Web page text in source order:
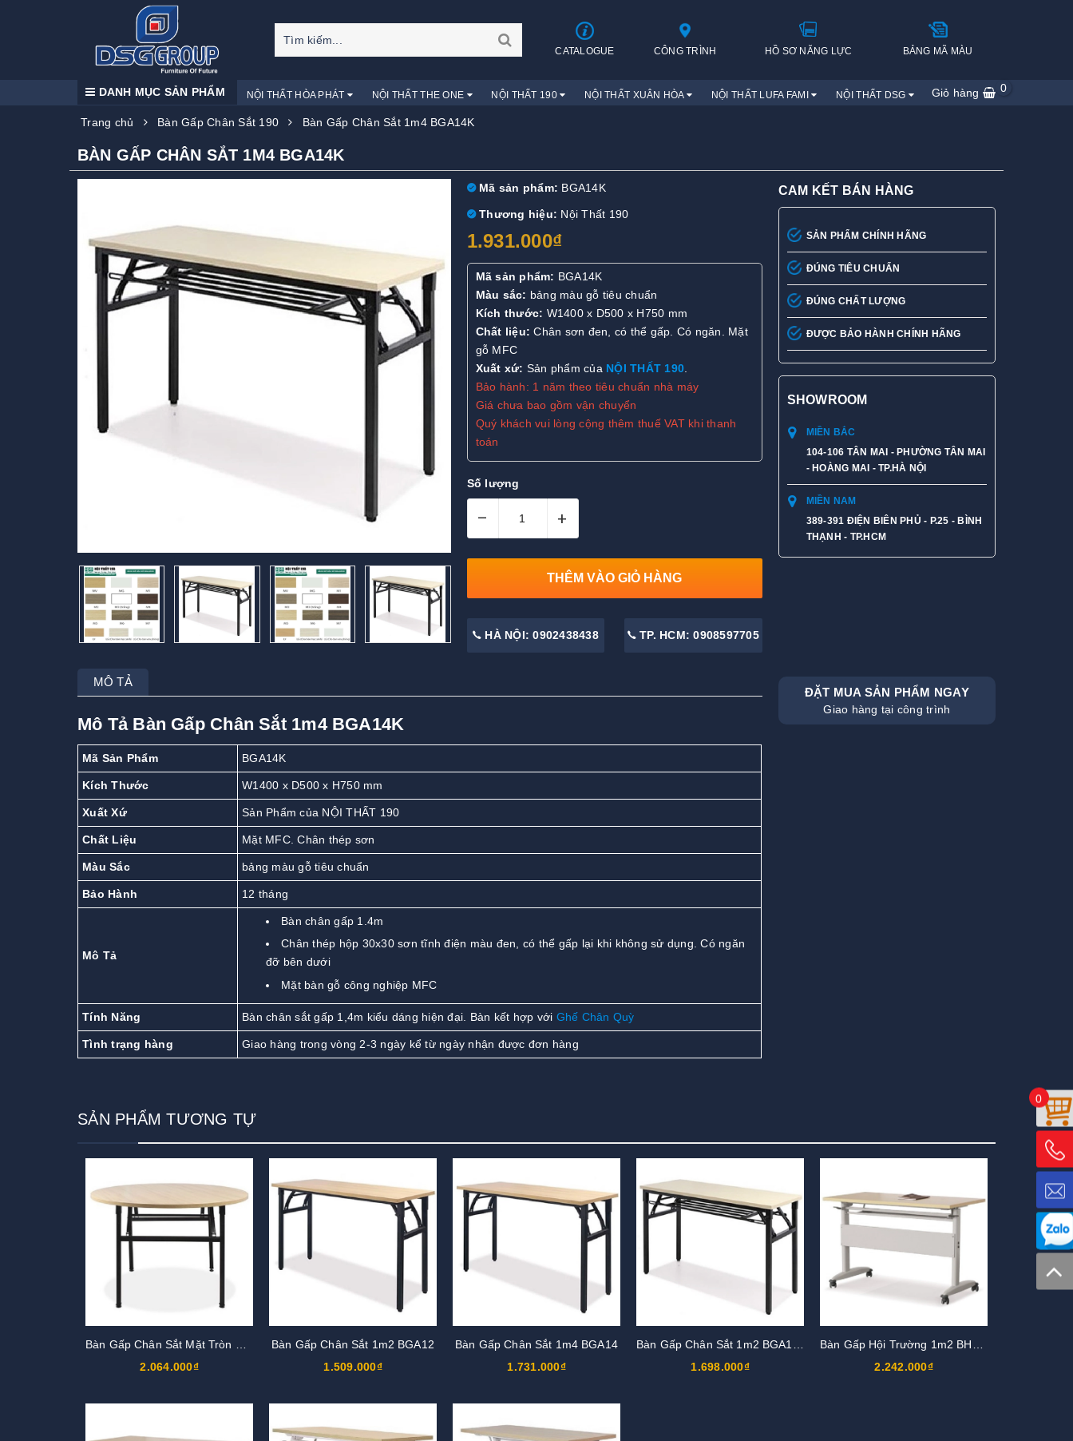
CATALOGUE CÔNG TRÌNH HỒ SƠ NĂNG LỰC BẢNG MÃ MÀU
DANH MỤC SẢN PHẨM NỘI THẤT HÒA PHÁT NỘI THẤT THE ONE NỘI THẤT 190 NỘI THẤT XUÂN HÒA NỘI THẤT LUFA FAMI NỘI THẤT DSG Giỏ hàng 0
Trang chủ Bàn Gấp Chân Sắt 190 Bàn Gấp Chân Sắt 1m4 BGA14K
BÀN GẤP CHÂN SẮT 1M4 BGA14K
Mã sản phẩm: BGA14K
Thương hiệu: Nội Thất 190
1.931.000₫
Mã sản phẩm: BGA14K
Màu sắc: bảng màu gỗ tiêu chuẩn
Kích thước: W1400 x D500 x H750 mm
Chất liệu: Chân sơn đen, có thể gấp. Có ngăn. Mặt
gỗ MFC
Xuất xứ: Sản phẩm của NỘI THẤT 190.
Bảo hành: 1 năm theo tiêu chuẩn nhà máy
Giá chưa bao gồm vận chuyển
Quý khách vui lòng cộng thêm thuế VAT khi thanh
toán
Số lượng
– +
THÊM VÀO GIỎ HÀNG
HÀ NỘI: 0902438438 TP. HCM: 0908597705
CAM KẾT BÁN HÀNG
SẢN PHẨM CHÍNH HÃNG
ĐÚNG TIÊU CHUẨN
ĐÚNG CHẤT LƯỢNG
ĐƯỢC BẢO HÀNH CHÍNH HÃNG
SHOWROOM
MIỀN BẮC
104-106 TÂN MAI - PHƯỜNG TÂN MAI
- HOÀNG MAI - TP.HÀ NỘI
MIỀN NAM
389-391 ĐIỆN BIÊN PHỦ - P.25 - BÌNH
THẠNH - TP.HCM
MÔ TẢ
Mô Tả Bàn Gấp Chân Sắt 1m4 BGA14K
Mã Sản Phẩm BGA14K
Kích Thước W1400 x D500 x H750 mm
Xuất Xứ Sản Phẩm của NỘI THẤT 190
Chất Liệu Mặt MFC. Chân thép sơn
Màu Sắc bảng màu gỗ tiêu chuẩn
Bảo Hành 12 tháng
Mô Tả
Bàn chân gấp 1.4m
Chân thép hộp 30x30 sơn tĩnh điện màu đen, có thể gấp lại khi không sử dụng. Có ngăn
đỡ bên dưới
Mặt bàn gỗ công nghiệp MFC
Tính Năng Bàn chân sắt gấp 1,4m kiểu dáng hiện đại. Bàn kết hợp với Ghế Chân Quỳ
Tình trạng hàng Giao hàng trong vòng 2-3 ngày kể từ ngày nhận được đơn hàng
ĐẶT MUA SẢN PHẨM NGAY
Giao hàng tại công trình
SẢN PHẨM TƯƠNG TỰ
2.064.000₫
Bàn Gấp Chân Sắt 1m2 BGA12
1.509.000₫
Bàn Gấp Chân Sắt 1m4 BGA14
1.731.000₫
1.698.000₫
2.242.000₫
0